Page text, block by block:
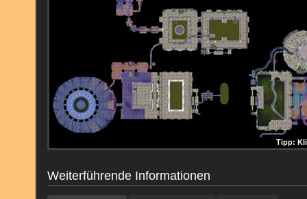
Tipp:
Tipp:
Tipp:
Tipp:
Tipp:
Tipp:
Tipp:
Tipp:
Tipp:
Weiterführende Informationen
Startet Quests (3) Beendet Quests (3) Kommentare